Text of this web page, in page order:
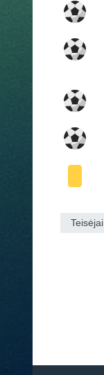
Teisėjai